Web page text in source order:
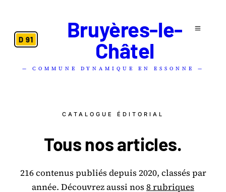
D 91
Bruyères-le-
Châtel
— COMMUNE DYNAMIQUE EN ESSONNE —
CATALOGUE ÉDITORIAL
Tous nosarticles.
216 contenus publiés depuis 2020, classés par
année. Découvrez aussi nos8 rubriques